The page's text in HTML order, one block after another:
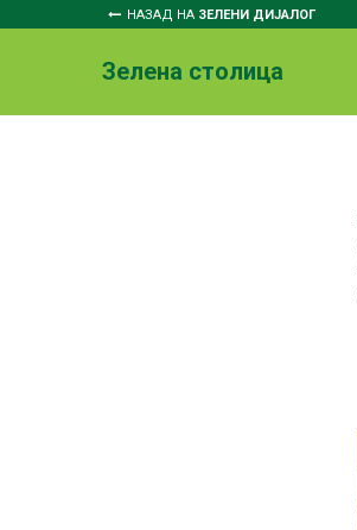
НАЗАД НА ЗЕЛЕНИ ДИЈАЛОГ
Зелена столица